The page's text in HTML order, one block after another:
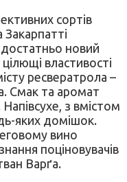
сортів
новий
властивості
ресвератрола –
Смак та аромат
з вмістом
яких домішок.
вино
поціновувачів
Варґа.